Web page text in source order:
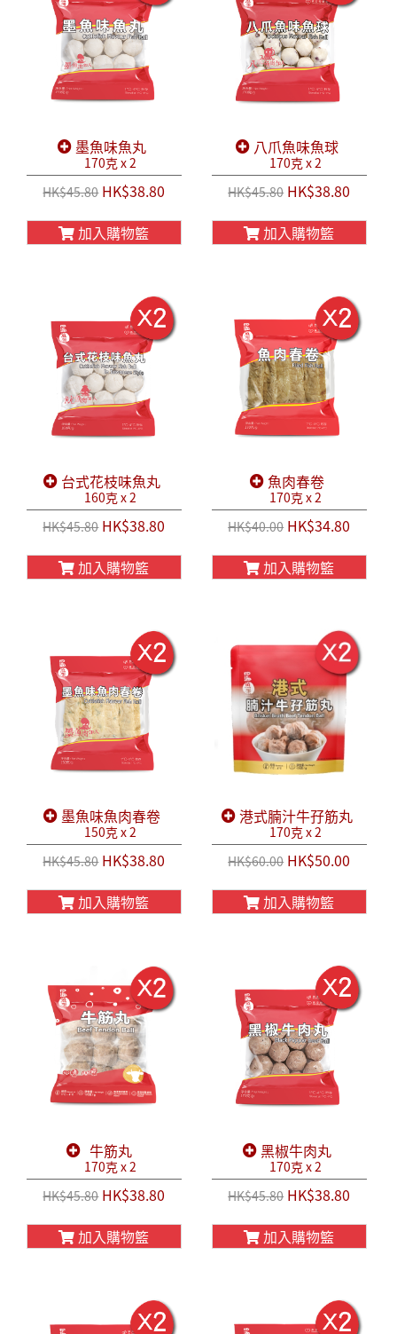
墨魚味魚丸
170克 x 2
HK$45.80HK$38.80
加入購物籃
八爪魚味魚球
170克 x 2
HK$45.80HK$38.80
加入購物籃
台式花枝味魚丸
160克 x 2
HK$45.80HK$38.80
加入購物籃
魚肉春卷
170克 x 2
HK$40.00HK$34.80
加入購物籃
墨魚味魚肉春卷
150克 x 2
HK$45.80HK$38.80
加入購物籃
港式腩汁牛孖筋丸
170克 x 2
HK$60.00HK$50.00
加入購物籃
牛筋丸
170克 x 2
HK$45.80HK$38.80
加入購物籃
黑椒牛肉丸
170克 x 2
HK$45.80HK$38.80
加入購物籃